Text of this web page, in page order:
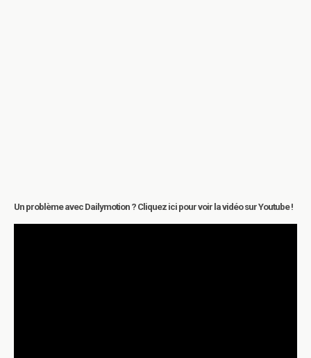
Un problème avec Dailymotion ? Cliquez ici pour voir la vidéo sur Youtube !